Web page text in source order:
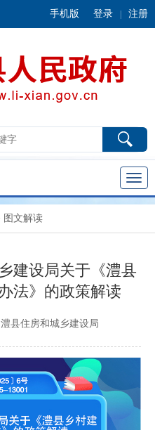
手机版 登录 注册
图文解读
建设局关于《澧县
法》的政策解读
县住房和城乡建设局